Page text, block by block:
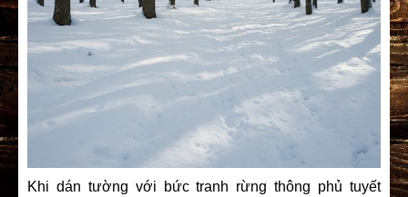
Khi dán tường với bức tranh rừng thông phủ tuyết